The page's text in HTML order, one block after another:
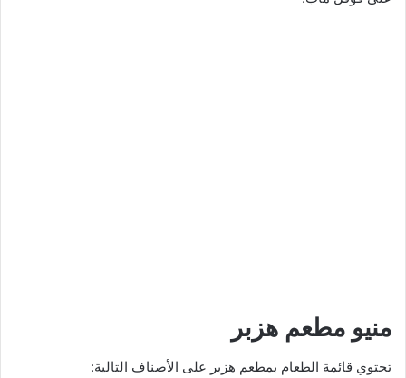
منيو مطعم هزبر
تحتوي قائمة الطعام بمطعم هزبر على الأصناف التالية: